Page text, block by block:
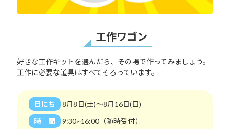
工作ワゴン
好きな工作キットを選んだら、その場で作ってみましょう。
工作に必要な道具はすべてそろっています。
日にち
8月8日(土)～8月16日(日)
時 間
9:30~16:00（随時受付）